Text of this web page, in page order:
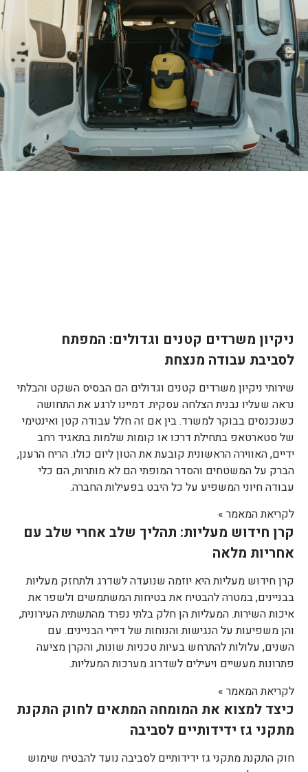
ניקיון משרדים קטנים וגדולים: המפתח
לסביבת עבודה מנצחת
שירותי ניקיון משרדים קטנים וגדולים הם הבסיס השקט והבלתי
נראה שעליו נבנית הצלחה עסקית. דמיינו לרגע את התחושה
כשנכנסים בבוקר למשרד. בין אם זה חלל עבודה קטן ואינטימי
של סטארטאפ בתחילת דרכו או קומות שלמות בתאגיד רחב
ידיים, האווירה הראשונית קובעת את הטון ליום כולו. הריח הרענן,
הברק על המשטחים והסדר המופתי הם לא מותרות, הם כלי
עבודה חיוני המשפיע על כל היבט בפעילות החברה.
לקריאת המאמר »
קרן חידוש מעליות: תהליך שלב אחרי שלב עם
אחריות מלאה
קרן חידוש מעליות היא יוזמה שנועדה לשדרג ולתחזק מעליות
בבניינים, במטרה להבטיח את בטיחות המשתמשים ולשפר את
איכות השירות. המעליות הן חלק בלתי נפרד מהתשתית העירונית,
והן משפיעות על הנגישות והנוחות של דיירי הבניינים. עם
השנים, עלולות להתרחש בעיות טכניות שונות, והקרן מציעה
פתרונות מעשיים ויעילים לשדרוג מערכות המעליות.
לקריאת המאמר »
כיצד למצוא את המומחה המתאים לחוק התקנת
מתקני גז ידידותיים לסביבה
חוק התקנת מתקני גז ידידותיים לסביבה נועד להבטיח שימוש